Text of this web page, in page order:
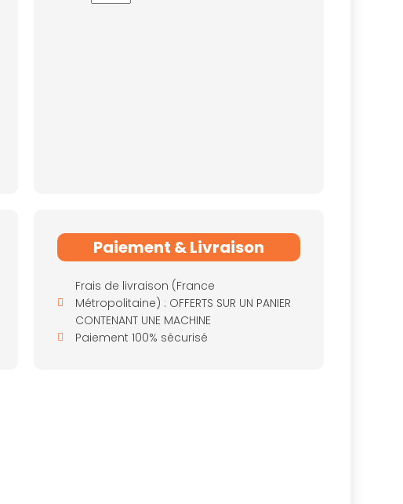
Paiement & Livraison
Frais de livraison (France
Métropolitaine) : OFFERTS SUR UN PANIER
CONTENANT UNE MACHINE
Paiement 100% sécurisé